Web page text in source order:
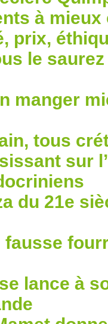
à
prix,
le
manger
tous
sur
du 21e
fausse
lance à